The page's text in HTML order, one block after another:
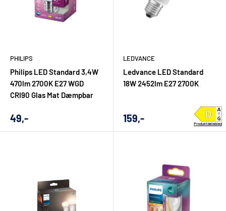
PHILIPS
Philips LED Standard 3,4W
470lm 2700K E27 WGD
CRI90 Glas Mat Dæmpbar
Udsalgs
49,-
LEDVANCE
Ledvance LED Standard
18W 2452lm E27 2700K
Udsalgs
159,- Produktdatablad